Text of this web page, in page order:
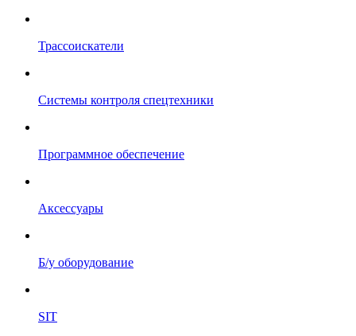
Трассоискатели
Системы контроля спецтехники
Программное обеспечение
Аксессуары
Б/у оборудование
SIT